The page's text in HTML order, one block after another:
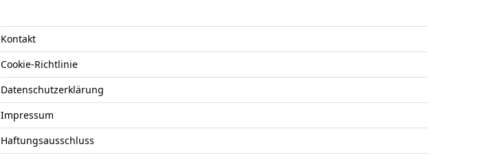
Kontakt
Cookie-Richtlinie
Datenschutzerklärung
Impressum
Haftungsausschluss